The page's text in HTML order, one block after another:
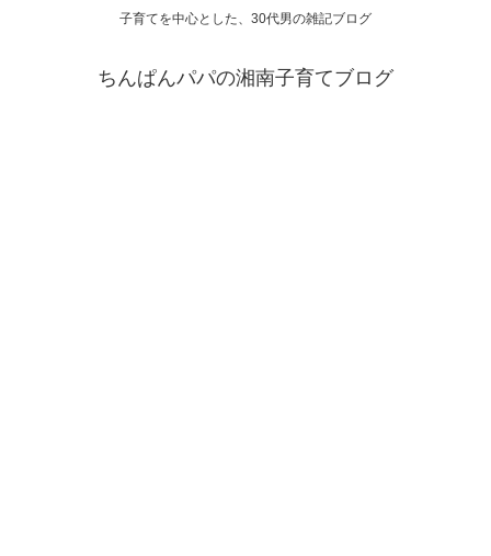
子育てを中心とした、30代男の雑記ブログ
ちんぱんパパの湘南子育てブログ